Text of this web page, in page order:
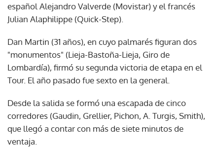
español Alejandro Valverde (Movistar) y el francés
Julian Alaphilippe (Quick-Step).
Dan Martin (31 años), en cuyo palmarés figuran dos
"monumentos" (Lieja-Bastoña-Lieja, Giro de
Lombardía), firmó su segunda victoria de etapa en el
Tour. El año pasado fue sexto en la general.
Desde la salida se formó una escapada de cinco
corredores (Gaudin, Grellier, Pichon, A. Turgis, Smith),
que llegó a contar con más de siete minutos de
ventaja.